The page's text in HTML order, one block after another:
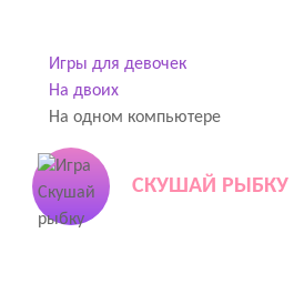
Игры для девочек
На двоих
На одном компьютере
СКУШАЙ РЫБКУ